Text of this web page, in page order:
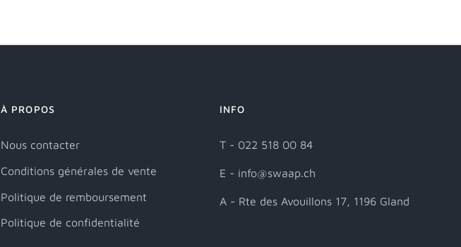
À PROPOS
Nous contacter
Conditions générales de vente
Politique de remboursement
Politique de confidentialité
INFO
T - 022 518 00 84
E - info@swaap.ch
A - Rte des Avouillons 17, 1196 Gland